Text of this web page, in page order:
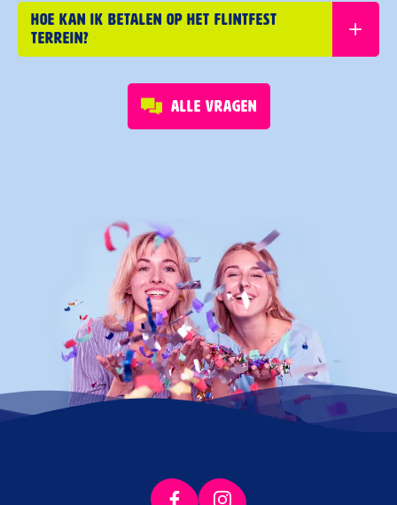
Hoe kan ik betalen op het Flintfest
terrein?
Alle vragen